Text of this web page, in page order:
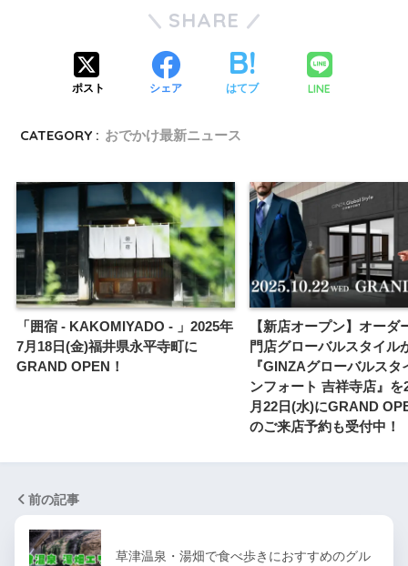
SHARE
ポスト シェア はてブ LINE
CATEGORY : おでかけ最新ニュース
「囲宿 - KAKOMIYADO - 」2025年
7月18日(金)福井県永平寺町に
GRAND OPEN！
【新店オープン】オーダ
門店グローバルスタイル
『GINZAグローバルスタ
ンフォート 吉祥寺店』を
月22日(水)にGRAND
のご来店予約も受付中！
前の記事
草津温泉・湯畑で食べ歩きにおすすめのグル